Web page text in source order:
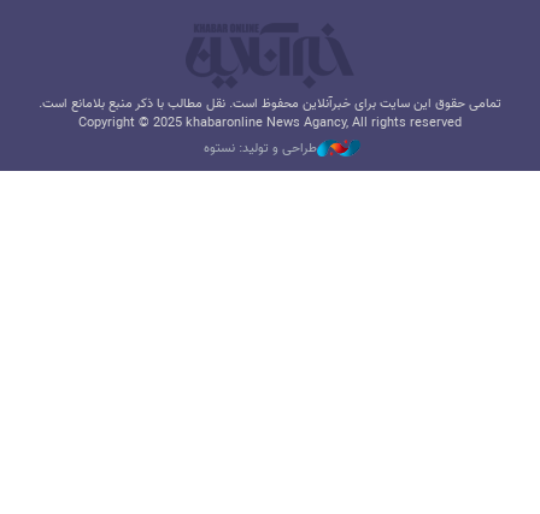
تمامی حقوق این سایت برای خبرآنلاین محفوظ است. نقل مطالب با ذکر منبع بلامانع است.
Copyright © 2025 khabaronline News Agancy, All rights reserved
طراحی و تولید: نستوه